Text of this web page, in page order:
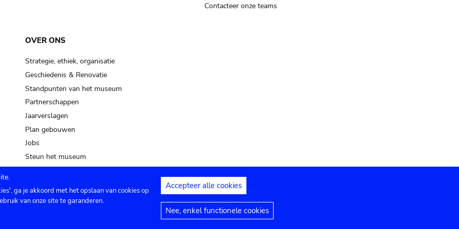
Contacteer onze teams
OVER ONS
Strategie, ethiek, organisatie
Geschiedenis & Renovatie
Standpunten van het museum
Partnerschappen
Jaarverslagen
Plan gebouwen
Jobs
Steun het museum
Privacy instellingen Juridische mededelingen
ga je akkoord met het opslaan van cookies op
van onze site te garanderen.
Accepteer alle cookies
Nee, enkel functionele cookies